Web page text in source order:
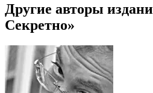
Другие авторы
Секретно»